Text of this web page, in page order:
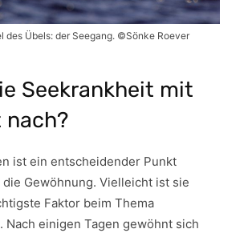
des Übels: der Seegang. ©Sönke Roever
Seekrankheit mit
nach?
ist ein entscheidender Punkt
die Gewöhnung. Vielleicht ist sie
Faktor beim Thema
Nach einigen Tagen gewöhnt sich